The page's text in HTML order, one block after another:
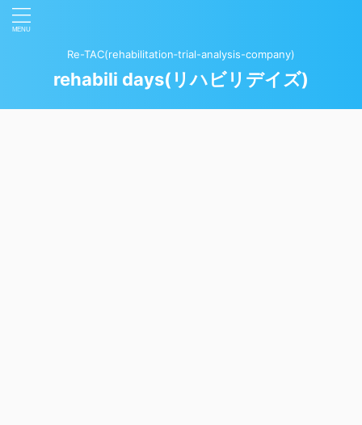
Re-TAC(rehabilitation‐trial-analysis-company)
rehabili days(リハビリデイズ)